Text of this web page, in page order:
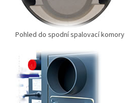
Pohled do spodní spalovací komory